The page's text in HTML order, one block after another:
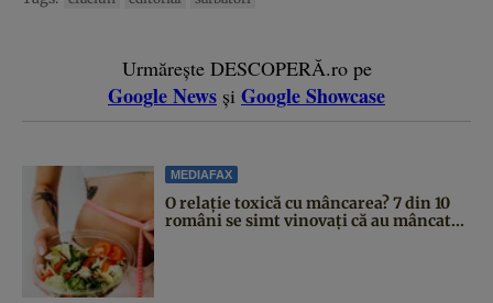
Urmărește DESCOPERĂ.ro pe
Google News și Google Showcase
MEDIAFAX
O relație toxică cu mâncarea? 7 din 10
români se simt vinovați că au mâncat...